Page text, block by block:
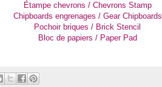
Étampe chevrons / Chevrons Stamp
Chipboards engrenages / Gear Chipboards
Pochoir briques / Brick Stencil
Bloc de papiers / Paper Pad